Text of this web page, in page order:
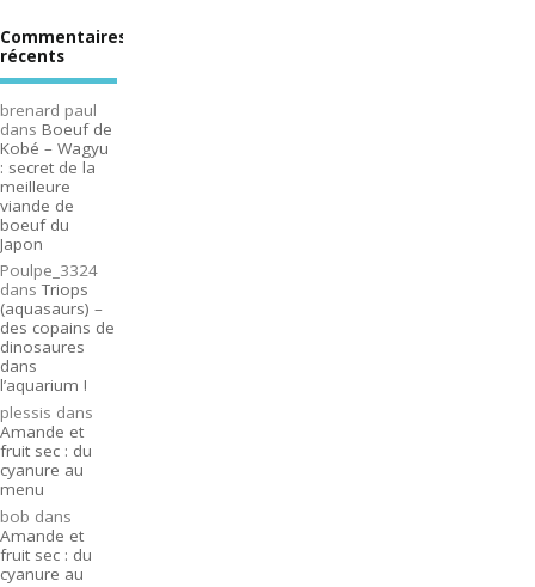
Commentaires
récents
brenard paul
dans Boeuf de
Kobé – Wagyu
: secret de la
meilleure
viande de
boeuf du
Japon
Poulpe_3324
dansTriops
(aquasaurs) –
des copains de
dinosaures
dans
l’aquarium !
plessis dans
Amande et
fruit sec : du
cyanure au
menu
bob dans
Amande et
fruit sec : du
cyanure au